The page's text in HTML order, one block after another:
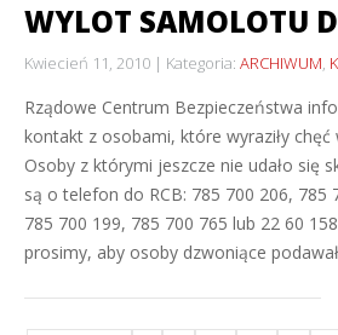
WYLOT SAMOLOTU
Kwiecień 11, 2010 Kategoria: ARCHIWUM,
Rządowe Centrum Bezpieczeństwa
kontakt z osobami, które wyraziły
Osoby z którymi jeszcze nie udało się
są o telefon do RCB: 785 700 206, 785
785 700 199, 785 700 765 lub 22 60
prosimy, aby osoby dzwoniące